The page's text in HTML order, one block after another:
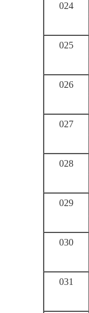
024
025
026
027
028
029
030
031